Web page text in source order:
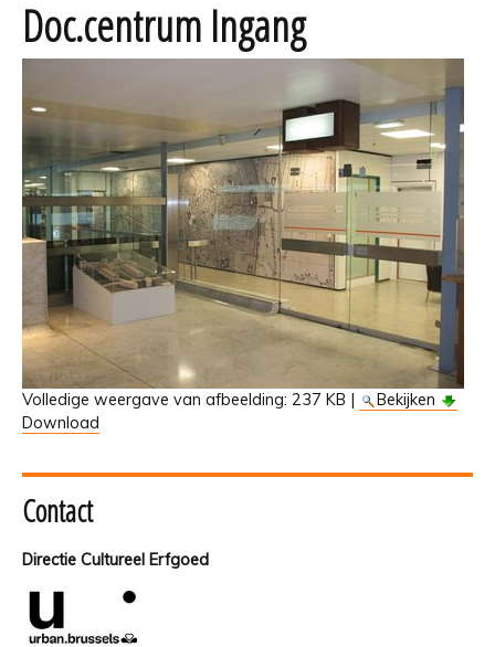
Doc.centrum Ingang
Volledige weergave van afbeelding: 237 KB |
Bekijken
Download
Contact
Directie Cultureel Erfgoed